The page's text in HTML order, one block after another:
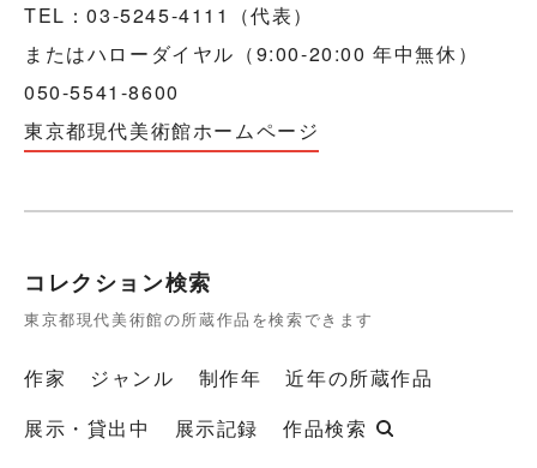
TEL：03-5245-4111（代表）
またはハローダイヤル（9:00-20:00 年中無休）
050-5541-8600
東京都現代美術館ホームページ
コレクション検索
東京都現代美術館の所蔵作品を検索できます
作家 ジャンル 制作年
近年の所蔵作品
展示・貸出中
展示記録 作品検索